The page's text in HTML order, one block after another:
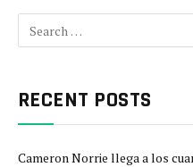
RECENT POSTS
Cameron Norrie llega a los